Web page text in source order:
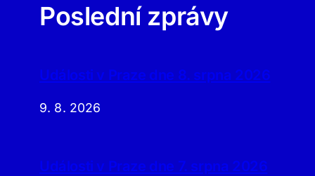
Poslední zprávy
Události v Praze dne 8. srpna 2026
9. 8. 2026
Události v Praze dne 7. srpna 2026